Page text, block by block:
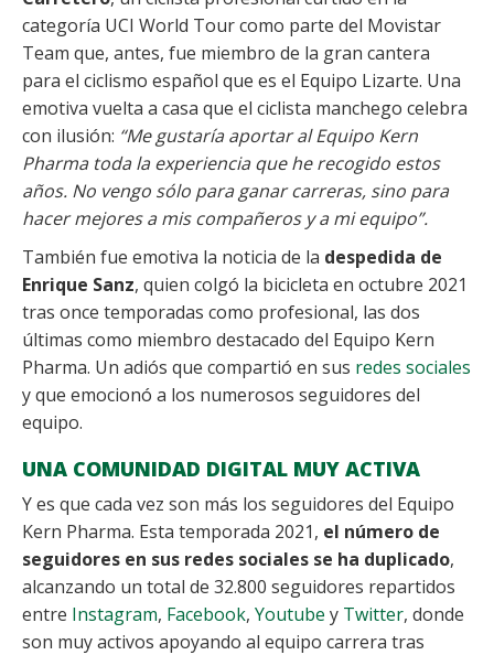
categoría UCI World Tour como parte del Movistar
Team que, antes, fue miembro de la gran cantera
para el ciclismo español que es el Equipo Lizarte. Una
emotiva vuelta a casa que el ciclista manchego celebra
con ilusión: “Me gustaría aportar al Equipo Kern
Pharma toda la experiencia que he recogido estos
años. No vengo sólo para ganar carreras, sino para
hacer mejores a mis compañeros y a mi equipo”.
También fue emotiva la noticia de la despedida de
Enrique Sanz, quien colgó la bicicleta en octubre 2021
tras once temporadas como profesional, las dos
últimas como miembro destacado del Equipo Kern
Pharma. Un adiós que compartió en sus redes sociales
y que emocionó a los numerosos seguidores del
equipo.
UNA COMUNIDAD DIGITAL MUY ACTIVA
Y es que cada vez son más los seguidores del Equipo
Kern Pharma. Esta temporada 2021, el número de
seguidores en sus redes sociales se ha duplicado,
alcanzando un total de 32.800 seguidores repartidos
entre Instagram, Facebook, Youtube y Twitter, donde
son muy activos apoyando al equipo carrera tras